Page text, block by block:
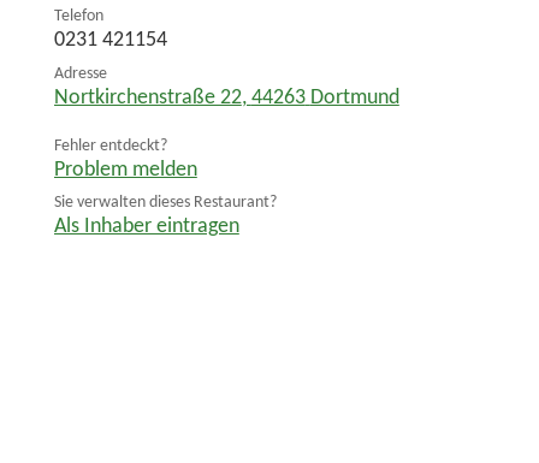
Telefon
0231 421154
Adresse
Nortkirchenstraße 22, 44263 Dortmund
Fehler entdeckt?
Problem melden
Sie verwalten dieses Restaurant?
Als Inhaber eintragen